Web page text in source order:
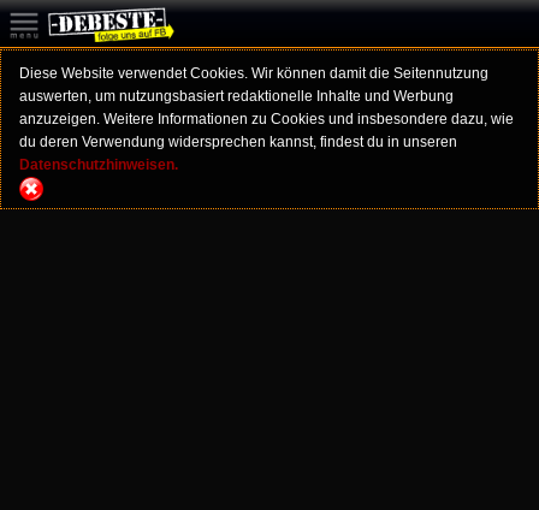
Diese Website verwendet Cookies. Wir können damit die Seitennutzung
auswerten, um nutzungsbasiert redaktionelle Inhalte und Werbung
anzuzeigen. Weitere Informationen zu Cookies und insbesondere dazu, wie
du deren Verwendung widersprechen kannst, findest du in unseren
Datenschutzhinweisen.